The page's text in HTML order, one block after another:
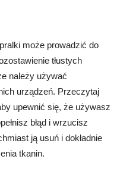
może prowadzić do
tłustych
należy używać
urządzeń. Przeczytaj
upewnić się, że używasz
błąd i wrzucisz
ją usuń i dokładnie
tkanin.